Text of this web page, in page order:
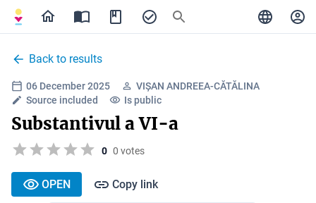
Back to results
06 December 2025
VIȘAN ANDREEA-CĂTĂLINA
Source included
Is public
Substantivul a VI-a
0 0 votes
OPEN Copy link